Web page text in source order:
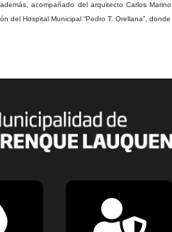
acompañado del arquitecto Carlos
del Hospital Municipal “Pedro T. Orellana”,
